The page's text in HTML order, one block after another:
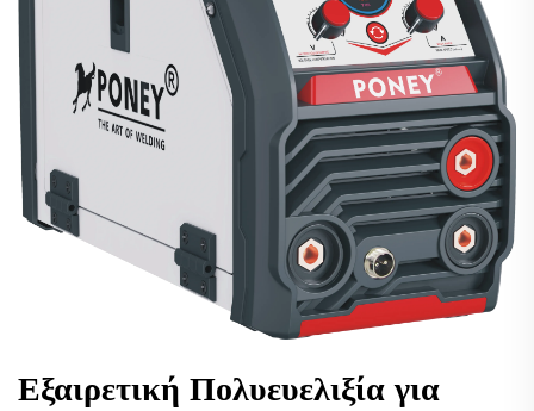
Εξαιρετική Πολυευελιξία για